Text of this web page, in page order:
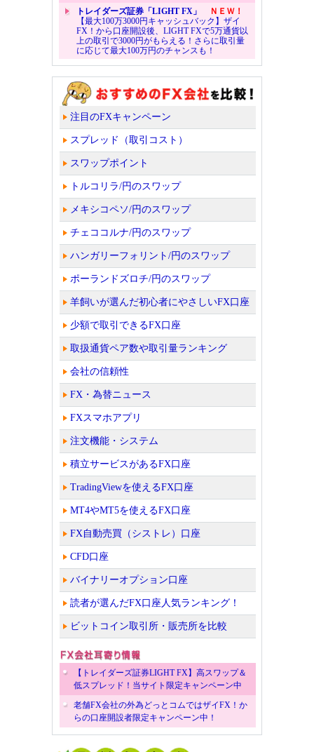
トレイダーズ証券「LIGHT FX」
ＮＥＷ！
【最大100万3000円キャッシュバック】ザイ
FX！から口座開設後、LIGHT FXで5万通貨以
上の取引で3000円がもらえる！さらに取引量
に応じて最大100万円のチャンスも！
注目のFXキャンペーン
スプレッド（取引コスト）
スワップポイント
トルコリラ/円のスワップ
メキシコペソ/円のスワップ
チェココルナ/円のスワップ
ハンガリーフォリント/円のスワップ
ポーランドズロチ/円のスワップ
羊飼いが選んだ初心者にやさしいFX口座
少額で取引できるFX口座
取扱通貨ペア数や取引量ランキング
会社の信頼性
FX・為替ニュース
FXスマホアプリ
注文機能・システム
積立サービスがあるFX口座
TradingViewを使えるFX口座
MT4やMT5を使えるFX口座
FX自動売買（シストレ）口座
CFD口座
バイナリーオプション口座
読者が選んだFX口座人気ランキング！
ビットコイン取引所・販売所を比較
【トレイダーズ証券LIGHT FX】高スワップ＆
低スプレッド！当サイト限定キャンペーン中
老舗FX会社の外為どっとコムではザイFX！か
らの口座開設者限定キャンペーン中！